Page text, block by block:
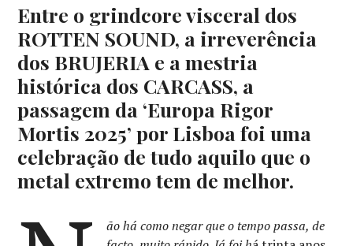
Entre o grindcore visceral dos
ROTTEN SOUND, a irreverência
dos BRUJERIA e a mestria
histórica dos CARCASS, a
passagem da ‘Europa Rigor
Mortis 2025’ por Lisboa foi uma
celebração de tudo aquilo que o
metal extremo tem de melhor.
ão há como negar que o tempo passa, de